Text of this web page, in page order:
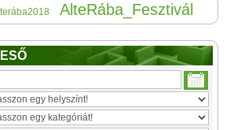
AlteRába_Fesztivál